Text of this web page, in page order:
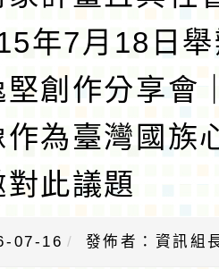
年7月18日
創作分享會
為臺灣國族
此議題
07-16 發佈者：資訊組